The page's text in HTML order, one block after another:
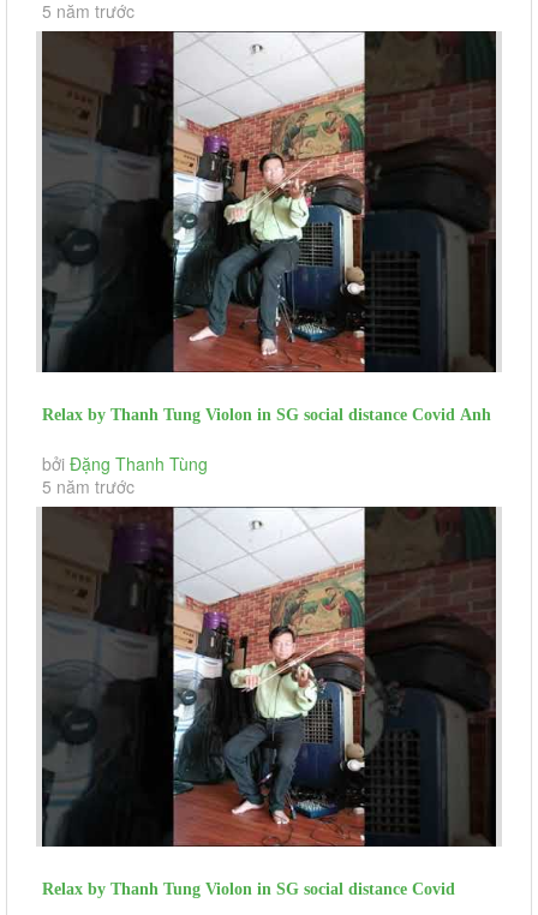
5 năm trước
Relax by Thanh Tung Violon in SG social distance Covid Anh
Nang Cua Anh...
bởi Đặng Thanh Tùng
5 năm trước
Relax by Thanh Tung Violon in SG social distance Covid